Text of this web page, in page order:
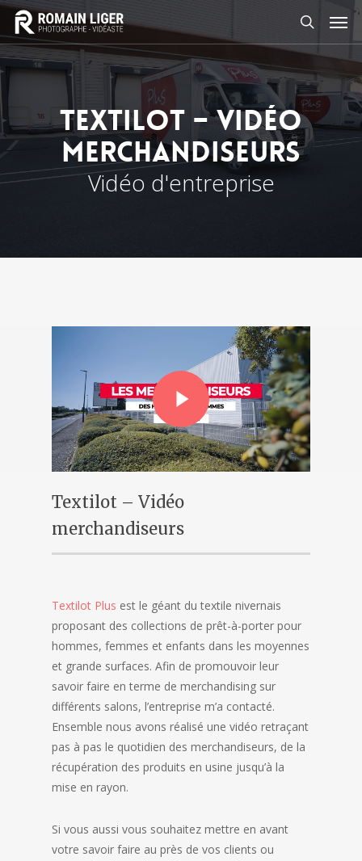
Textilot – Vidéo
merchandiseurs
Vidéo d'entreprise
Textilot – Vidéo
merchandiseurs
Textilot Plus est le géant du textile nivernais
proposant des collections de prêt-à-porter pour
hommes, femmes et enfants dans les moyennes
et grande surfaces. Afin de promouvoir leur
savoir faire en terme de merchandising sur
différents salons, l’entreprise m’a contacté.
Ensemble nous avons réalisé une vidéo retraçant
pas à pas le quotidien des merchandiseurs, de la
récupération des produits en usine jusqu’à la
mise en rayon.
Si vous aussi vous souhaitez mettre en avant
votre savoir faire au près de vos clients ou